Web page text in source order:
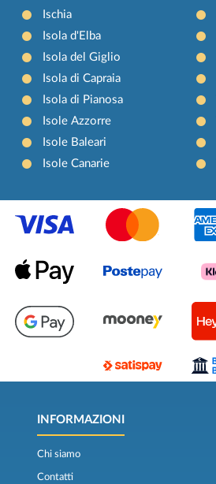
Ischia
Isola d'Elba
Isola del Giglio
Isola di Capraia
Isola di Pianosa
Isole Azzorre
Isole Baleari
Isole Canarie
INFORMAZIONI
Chi siamo
Contatti